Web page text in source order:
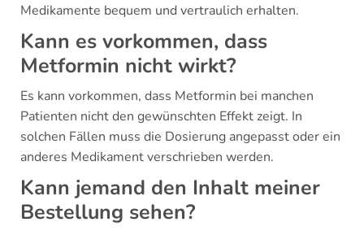
Medikamente bequem und vertraulich erhalten.
Kann es vorkommen, dass
Metformin nicht wirkt?
Es kann vorkommen, dass Metformin bei manchen
Patienten nicht den gewünschten Effekt zeigt. In
solchen Fällen muss die Dosierung angepasst oder ein
anderes Medikament verschrieben werden.
Kann jemand den Inhalt meiner
Bestellung sehen?